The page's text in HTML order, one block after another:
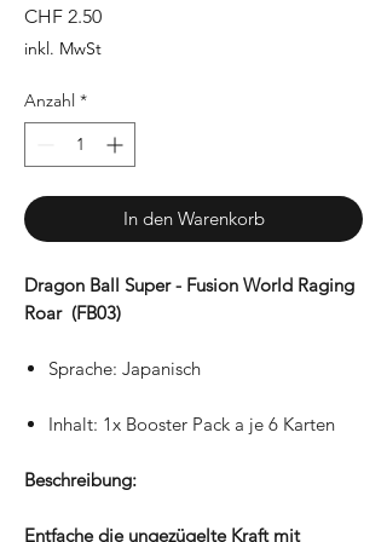
CHF 2.50Preis
inkl. MwSt
Anzahl *
In den Warenkorb
Dragon Ball Super - Fusion World Raging
Roar (FB03)
Sprache: Japanisch
Inhalt: 1x Booster Pack a je 6 Karten
Beschreibung:
Entfache die ungezügelte Kraft mit